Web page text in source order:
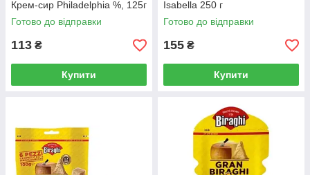
Крем-сир Philadelphia %, 125г
Готово до відправки
113 ₴
Купити
Isabella 250 г
Готово до відправки
155 ₴
Купити